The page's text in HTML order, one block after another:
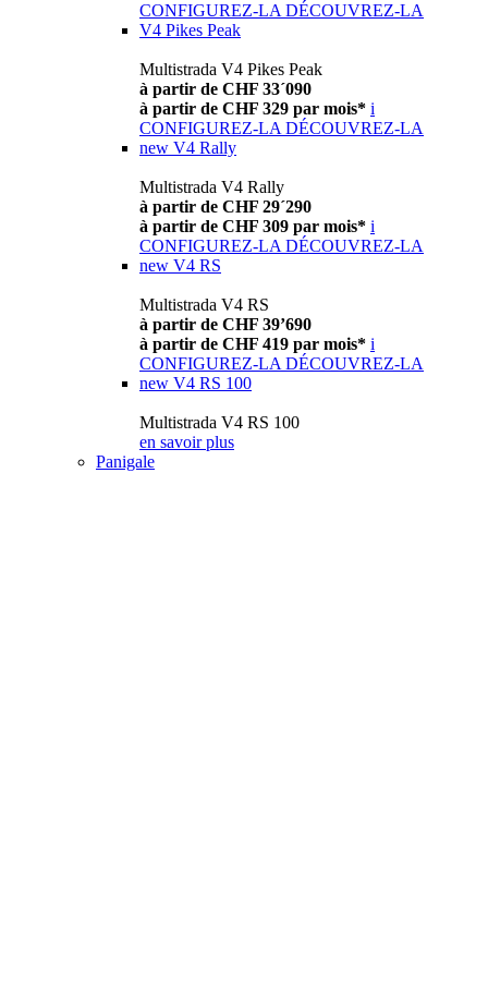
CONFIGUREZ-LA DÉCOUVREZ-LA
V4 Pikes Peak
Multistrada V4 Pikes Peak
à partir de CHF 33´090
à partir de CHF 329 par mois* i
CONFIGUREZ-LA DÉCOUVREZ-LA
new V4 Rally
Multistrada V4 Rally
à partir de CHF 29´290
à partir de CHF 309 par mois* i
CONFIGUREZ-LA DÉCOUVREZ-LA
new V4 RS
Multistrada V4 RS
à partir de CHF 39’690
à partir de CHF 419 par mois* i
CONFIGUREZ-LA DÉCOUVREZ-LA
new V4 RS 100
Multistrada V4 RS 100
en savoir plus
Panigale